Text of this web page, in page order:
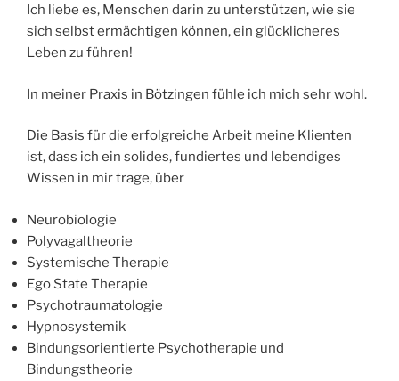
Ich liebe es, Menschen darin zu unterstützen, wie sie
sich selbst ermächtigen können, ein glücklicheres
Leben zu führen!
In meiner Praxis in Bötzingen fühle ich mich sehr wohl.
Die Basis für die erfolgreiche Arbeit meine Klienten
ist, dass ich ein solides, fundiertes und lebendiges
Wissen in mir trage, über
Neurobiologie
Polyvagaltheorie
Systemische Therapie
Ego State Therapie
Psychotraumatologie
Hypnosystemik
Bindungsorientierte Psychotherapie und
Bindungstheorie